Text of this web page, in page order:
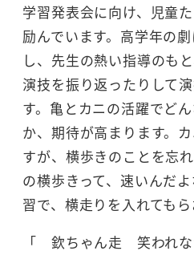
学習発表会に向け、児童
励んでいます。高学年の
し、先生の熱い指導のも
演技を振り返ったりして
す。亀とカニの活躍でど
か、期待が高まります。
すが、横歩きのことを忘
の横歩きって、速いんだ
習で、横走りを入れてもら
「 欽ちゃん走 笑われ